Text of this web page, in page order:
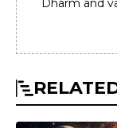
Dharm and